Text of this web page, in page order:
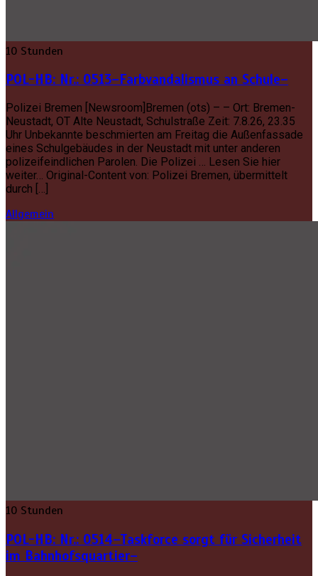
10 Stunden
POL-HB: Nr.: 0513–Farbvandalismus an Schule–
Polizei Bremen [Newsroom]Bremen (ots) – – Ort: Bremen-
Neustadt, OT Alte Neustadt, Schulstraße Zeit: 7.8.26, 23.35
Uhr Unbekannte beschmierten am Freitag die Außenfassade
eines Schulgebäudes in der Neustadt mit unter anderen
polizeifeindlichen Parolen. Die Polizei … Lesen Sie hier
weiter… Original-Content von: Polizei Bremen, übermittelt
durch […]
Allgemein
10 Stunden
POL-HB: Nr.: 0514–Taskforce sorgt für Sicherheit
im Bahnhofsquartier–